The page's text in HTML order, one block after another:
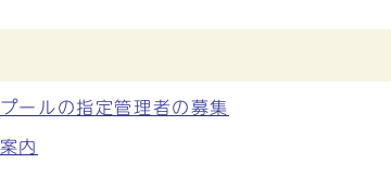
ールの指定管理者の募集
内